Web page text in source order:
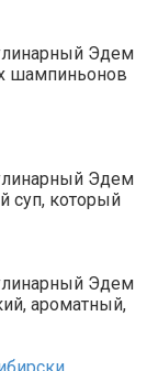
Эдем
шампиньонов
Эдем
суп, который
Эдем
ароматный,